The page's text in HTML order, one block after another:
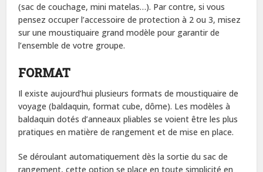
(sac de couchage, mini matelas…). Par contre, si vous
pensez occuper l’accessoire de protection à 2 ou 3, misez
sur une moustiquaire grand modèle pour garantir de
l’ensemble de votre groupe.
FORMAT
Il existe aujourd’hui plusieurs formats de moustiquaire de
voyage (baldaquin, format cube, dôme). Les modèles à
baldaquin dotés d’anneaux pliables se voient être les plus
pratiques en matière de rangement et de mise en place.
Se déroulant automatiquement dès la sortie du sac de
rangement, cette option se place en toute simplicité en